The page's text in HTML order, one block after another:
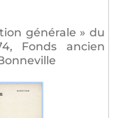
générale » du
Fonds ancien